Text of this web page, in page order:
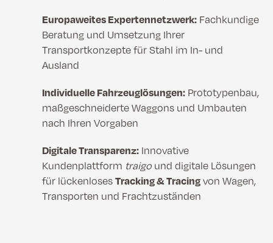
Europaweites Expertennetzwerk:Fachkundige
Beratung und Umsetzung Ihrer
Transportkonzepte für Stahl im In- und
Ausland
Individuelle Fahrzeuglösungen:Prototypenbau,
maßgeschneiderte Waggons und Umbauten
nach Ihren Vorgaben
Digitale Transparenz:Innovative
Kundenplattform traigound digitale Lösungen
für lückenlosesTracking & Tracingvon Wagen,
Transporten und Frachtzuständen